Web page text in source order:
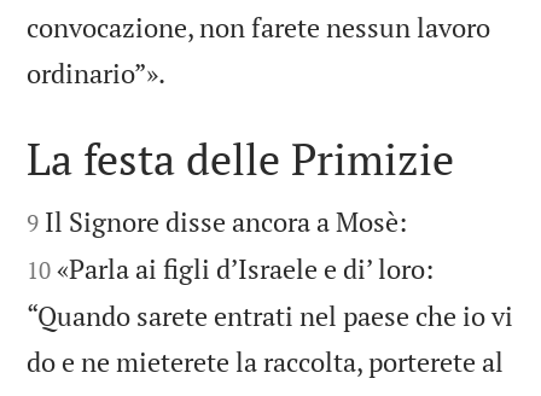
convocazione, non farete nessun lavoro
ordinario”».

La festa delle Primizie

9 Il Signore disse ancora a Mosè:
10 «Parla ai figli d’Israele e di’ loro:
“Quando sarete entrati nel paese che io vi
do e ne mieterete la raccolta, porterete al